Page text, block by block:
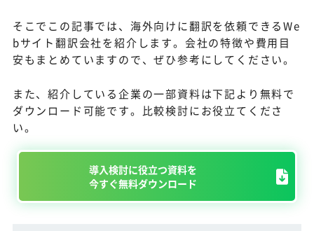
そこでこの記事では、海外向けに翻訳を依頼できるWe
bサイト翻訳会社を紹介します。会社の特徴や費用目
安もまとめていますので、ぜひ参考にしてください。
また、紹介している企業の一部資料は下記より無料で
ダウンロード可能です。比較検討にお役立てくださ
い。
導入検討に役立つ資料を
今すぐ無料ダウンロード